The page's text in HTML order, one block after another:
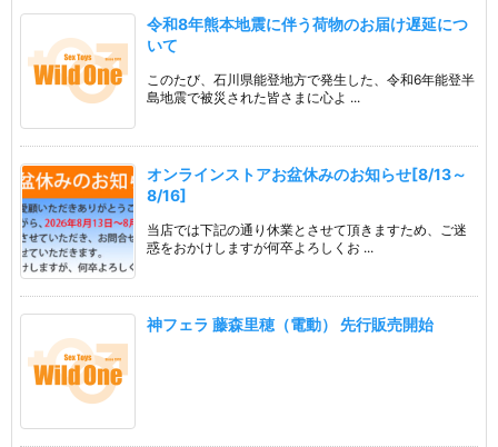
令和8年熊本地震に伴う荷物のお届け遅延につ
いて
このたび、石川県能登地方で発生した、令和6年能登半
島地震で被災された皆さまに心よ ...
オンラインストアお盆休みのお知らせ[8/13～
8/16]
当店では下記の通り休業とさせて頂きますため、ご迷
惑をおかけしますが何卒よろしくお ...
神フェラ 藤森里穂（電動） 先行販売開始